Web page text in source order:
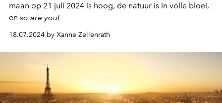
maan op 21 juli 2024 is hoog, de natuur is in volle bloei,
en so are you!
18.07.2024 by Xanne Zellenrath